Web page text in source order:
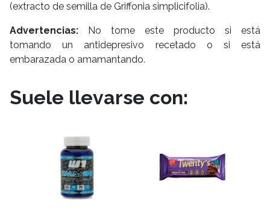
(extracto de semilla de Griffonia simplicifolia).
Advertencias: No tome este producto si está
tomando un antidepresivo recetado o si está
embarazada o amamantando.
Suele llevarse con: